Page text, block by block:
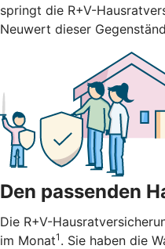
springt die R+V-
Neuwert dieser
Den passenden
Die R+V-
im Monat1 . Sie haben die